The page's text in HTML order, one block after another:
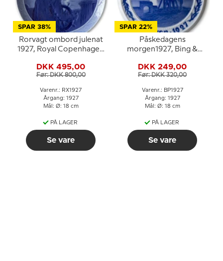
SPAR 38%
Rorvagt ombord julenat
1927, Royal Copenhagen
DKK 495,00
Før: DKK 800,00
Varenr.: RX1927
Årgang: 1927
Mål: Ø: 18 cm
PÅ LAGER
Se vare
SPAR 22%
Påskedagens
morgen1927, Bing &
DKK 249,00
Før: DKK 320,00
Varenr.: BP1927
Årgang: 1927
Mål: Ø: 18 cm
PÅ LAGER
Se vare